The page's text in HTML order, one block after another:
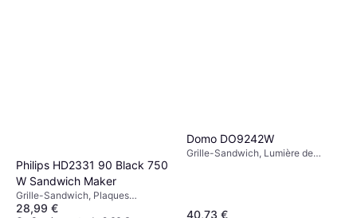
Philips HD2331 90 Black 750
W Sandwich Maker
Grille-Sandwich, Plaques
Revêtues Antiadhésives, Lumière
28,99 €
Domo DO9242W
Grille-Sandwich, Lumière de
40,73 €